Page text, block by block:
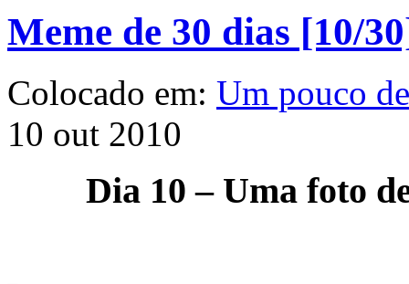
Meme de 30 dias [10/
Colocado em: Um pouco
10 out 2010
Dia 10 – Uma foto